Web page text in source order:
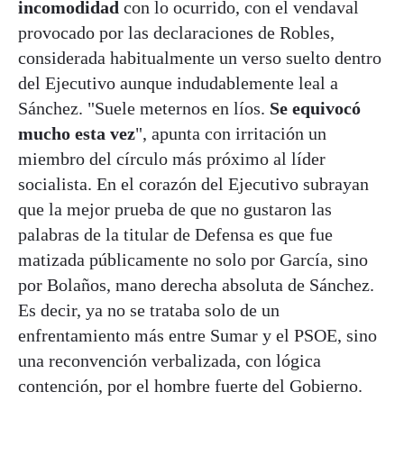
incomodidad con lo ocurrido, con el vendaval
provocado por las declaraciones de Robles,
considerada habitualmente un verso suelto dentro
del Ejecutivo aunque indudablemente leal a
Sánchez. "Suele meternos en líos. Se equivocó
mucho esta vez", apunta con irritación un
miembro del círculo más próximo al líder
socialista. En el corazón del Ejecutivo subrayan
que la mejor prueba de que no gustaron las
palabras de la titular de Defensa es que fue
matizada públicamente no solo por García, sino
por Bolaños, mano derecha absoluta de Sánchez.
Es decir, ya no se trataba solo de un
enfrentamiento más entre Sumar y el PSOE, sino
una reconvención verbalizada, con lógica
contención, por el hombre fuerte del Gobierno.